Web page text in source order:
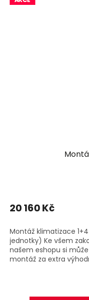
20 160 Kč
Montáž klimatizace
jednotky) Ke všem
našem eshopu si
montáž za extra